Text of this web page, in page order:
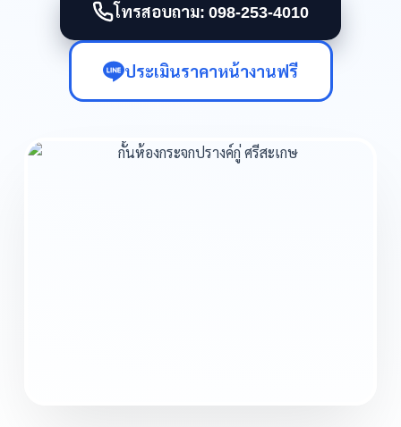
โทรสอบถาม: 098-253-4010
ประเมินราคาหน้างานฟรี